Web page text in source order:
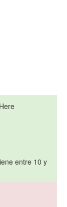
entre 10 y